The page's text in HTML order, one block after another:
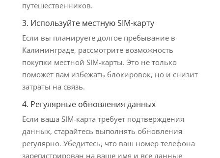
путешественников.
3. Используйте местную SIM-карту
Если вы планируете долгое пребывание в
Калининграде, рассмотрите возможность
покупки местной SIM-карты. Это не только
поможет вам избежать блокировок, но и снизит
затраты на связь.
4. Регулярные обновления данных
Если ваша SIM-карта требует подтверждения
данных, старайтесь выполнять обновления
регулярно. Убедитесь, что ваш номер телефона
зарегистрирован на ваше имя и все данные